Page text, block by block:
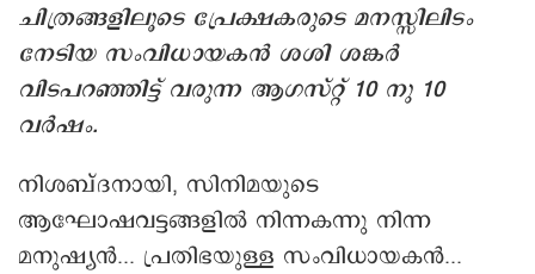
ചിത്രങ്ങളിലൂടെ പ്രേക്ഷകരുടെ മനസ്സിലിടം
നേടിയ സംവിധായകന്‍ ശശി ശങ്കര്‍
വിടപറഞ്ഞിട്ട് വരുന്ന ആഗസ്റ്റ് 10 നു 10
വർഷം.
നിശബ്ദനായി, സിനിമയുടെ
ആഘോഷവട്ടങ്ങളില്‍ നിന്നകന്നു നിന്ന
മനുഷ്യന്‍... പ്രതിഭയുള്ള സംവിധായകന്‍...